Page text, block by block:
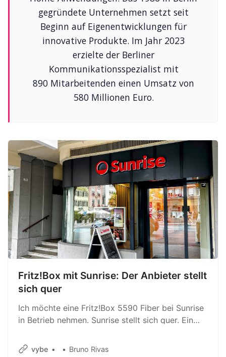
gegründete Unternehmen setzt seit
Beginn auf Eigenentwicklungen für
innovative Produkte. Im Jahr 2023
erzielte der Berliner
Kommunikationsspezialist mit
890 Mitarbeitenden einen Umsatz von
580 Millionen Euro.
Fritz!Box mit Sunrise: Der Anbieter stellt
sich quer
Ich möchte eine Fritz!Box 5590 Fiber bei Sunrise
in Betrieb nehmen. Sunrise stellt sich quer. Ein
vybe Bruno Rivas